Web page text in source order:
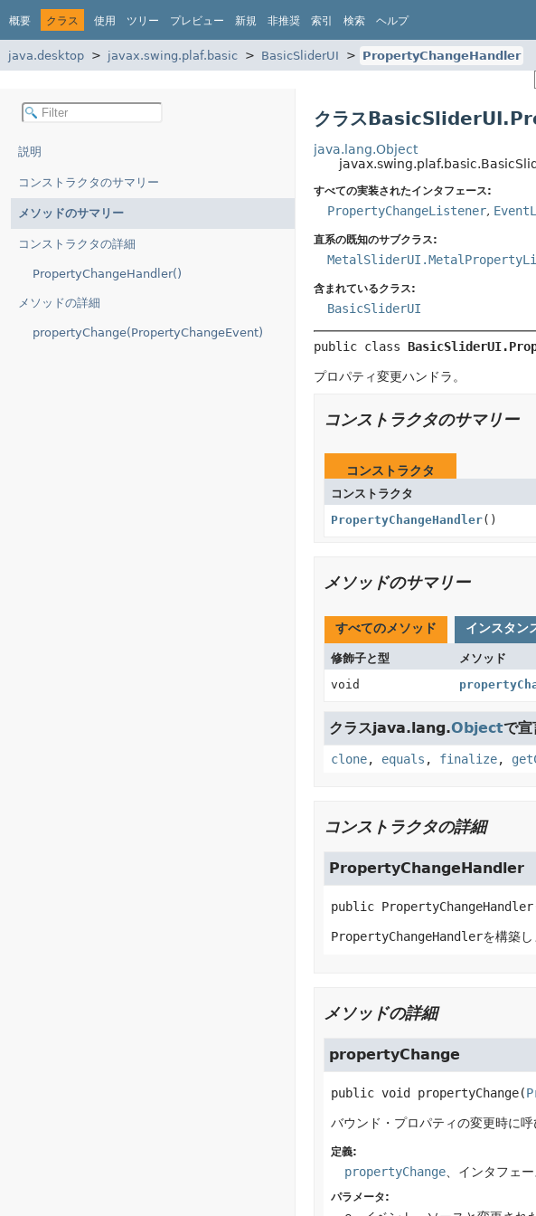
概要 クラス 使用 ツリー プレビュー 新規 非推奨 索引 検索 ヘルプ
java.desktop javax.swing.plaf.basic BasicSliderUI
PropertyChangeHandler
説明
コンストラクタのサマリー
メソッドのサマリー
コンストラクタの詳細
PropertyChangeHandler()
メソッドの詳細
propertyChange(PropertyChangeEvent)
クラス
java.lang.Object
すべての実装されたインタフェース:
PropertyChangeListener,
直系の既知のサブクラス:
含まれているクラス:
BasicSliderUI
public class
プロパティ変更ハンドラ。
コンストラクタのサマリー
コンストラクタ
コンストラクタ
PropertyChangeHandler()
メソッドのサマリー
すべてのメソッド インスタン
修飾子と型 メソッド
void
クラスjava.lang.Objectで宣
clone, equals , finalize,
コンストラクタの詳細
PropertyChangeHandler
public PropertyChangeHandler
PropertyChangeHandlerを構築し
メソッドの詳細
propertyChange
public void propertyChange(
バウンド・プロパティの変更時に呼
定義:
propertyChange、インタフェー
パラメータ: